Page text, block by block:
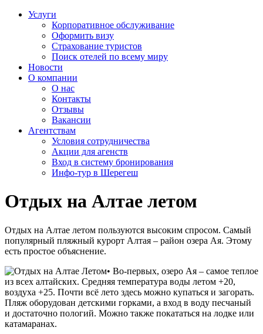
Услуги
Корпоративное обслуживание
Оформить визу
Страхование туристов
Поиск отелей по всему миру
Новости
О компании
О нас
Контакты
Отзывы
Вакансии
Агентствам
Условия сотрудничества
Акции для агенств
Вход в систему бронирования
Инфо-тур в Шерегеш
Отдых на Алтае летом
Отдых на Алтае летом пользуются высоким спросом. Самый
популярный пляжный курорт Алтая – район озера Ая. Этому
есть простое объяснение.
• Во-первых, озеро Ая – самое теплое
из всех алтайских. Средняя температура воды летом +20,
воздуха +25. Почти всё лето здесь можно купаться и загорать.
Пляж оборудован детскими горками, а вход в воду песчаный
и достаточно пологий. Можно также покататься на лодке или
катамаранах.